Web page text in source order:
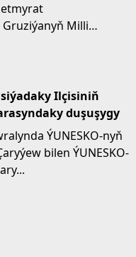
Milli
Ilçisiniň
duşuşygy
ÝUNESKO-nyň
bilen ÝUNESKO-